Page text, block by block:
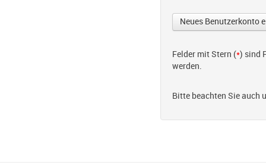
Felder mit Stern (*) sind
werden.
Bitte beachten Sie auch